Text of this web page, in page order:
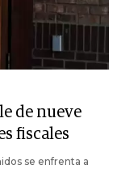
de nueve
fiscales
se enfrenta a